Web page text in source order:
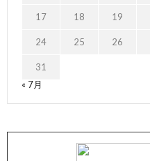
17 18 19
24 25 26
31
« 7月